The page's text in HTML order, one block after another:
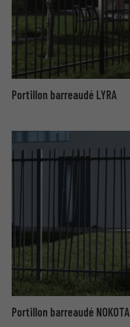
Portillon barreaudé LYRA
Portillon barreaudé NOKOTA